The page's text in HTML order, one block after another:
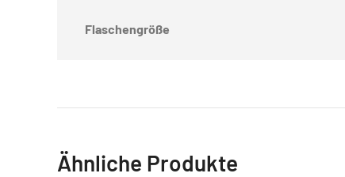
Flaschengröße
Ähnliche Produkte